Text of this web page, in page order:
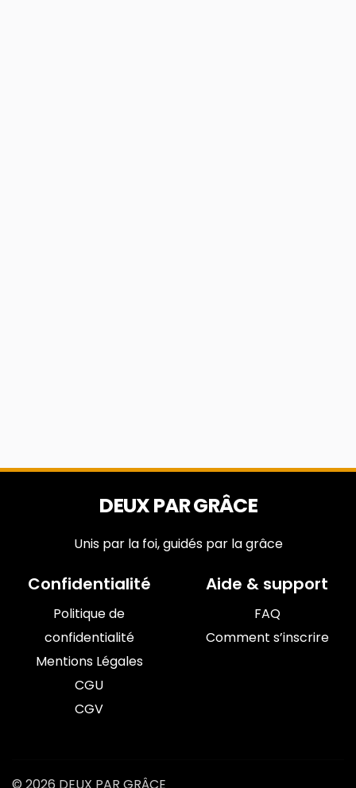
DEUX PAR GRÂCE
Unis par la foi, guidés par la grâce
Confidentialité
Politique de
confidentialité
Mentions Légales
CGU
CGV
Aide & support
FAQ
Comment s’inscrire